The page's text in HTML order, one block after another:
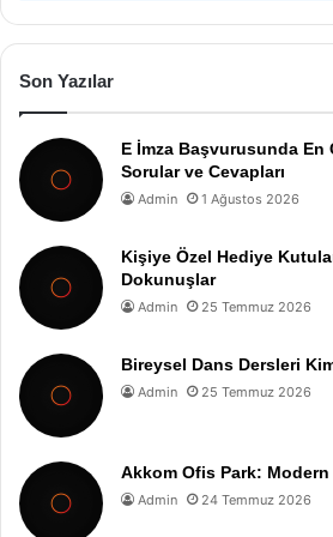
Son Yazılar
E İmza Başvurusunda En
Sorular ve Cevapları
Admin 1 Ağustos 2026
Kişiye Özel Hediye
Dokunuşlar
Admin 25 Temmuz 2026
Bireysel Dans Dersleri
Admin 25 Temmuz 2026
Akkom Ofis Park: Modern
Admin 24 Temmuz 2026